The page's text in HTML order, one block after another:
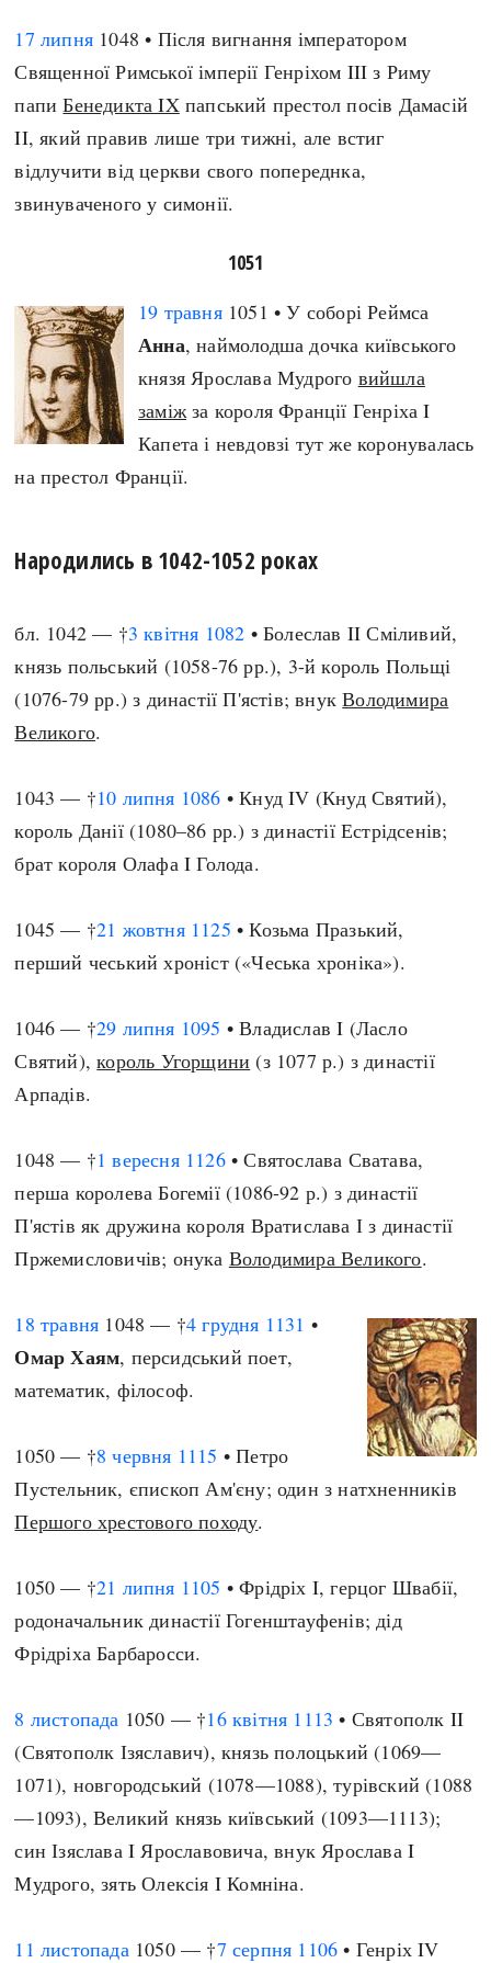
17 липня 1048 • Після вигнання імператором
Священної Римської імперії Генріхом III з Риму
папиБенедикта IXпапський престол посів Дамасій
II, який правив лише три тижні, але встиг
відлучити від церкви свого попереднка,
звинуваченого у симонії.
1051
19 травня1051 • У соборі Реймса
Анна, наймолодша дочка київського
князя Ярослава Мудрого вийшла
заміжза короля Франції Генріха I
Капета і невдовзі тут же коронувалась
на престол Франції.
Народились в 1042-1052 роках
бл. 1042 — †3 квітня 1082 • Болеслав II Сміливий,
князь польський (1058-76 рр.), 3-й король Польщі
(1076-79 рр.) з династії П'ястів; внукВолодимира
Великого.
1043 — †10 липня 1086 • Кнуд IV (Кнуд Святий),
король Данії (1080–86 рр.) з династії Естрідсенів;
брат короля Олафа I Голода.
1045 — †21 жовтня 1125 • Козьма Празький,
перший чеський хроніст («Чеська хроніка»).
1046 — †29 липня 1095 • Владислав I (Ласло
Святий),король Угорщини (з 1077 р.) з династії
Арпадів.
1048 — †1 вересня 1126• Святослава Сватава,
перша королева Богемії (1086-92 р.) з династії
П'ястів як дружина короля Вратислава І з династії
Пржемисловичів; онука Володимира Великого.
18 травня 1048 — †4 грудня 1131 •
Омар Хаям, персидський поет,
математик, філософ.
1050 — †8 червня 1115 • Петро
Пустельник, єпископ Ам'єну; один з натхненників
Першого хрестового походу.
1050 — †21 липня 1105 • Фрідріх I, герцог Швабії,
родоначальник династії Гогенштауфенів; дід
Фрідріха Барбаросси.
8 листопада 1050 — †16 квітня 1113 • Святополк II
(Святополк Ізяславич), князь полоцький (1069—
1071), новгородський (1078—1088), турівский (1088
—1093), Великий князь київський (1093—1113);
син Ізяслава I Ярославовича, внук Ярослава I
Мудрого, зять Олексія I Комніна.
11 листопада1050 — †7 серпня 1106 • Генріх IV